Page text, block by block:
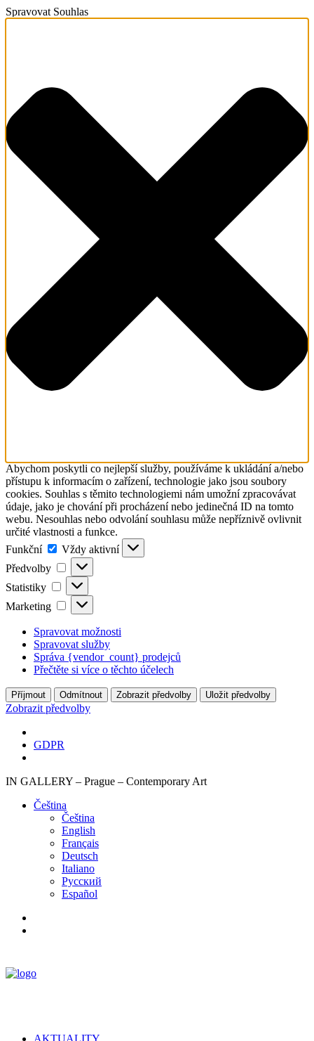
Spravovat Souhlas
Abychom poskytli co nejlepší služby, používáme k ukládání a/nebo
přístupu k informacím o zařízení, technologie jako jsou soubory
cookies. Souhlas s těmito technologiemi nám umožní zpracovávat
údaje, jako je chování při procházení nebo jedinečná ID na tomto
webu. Nesouhlas nebo odvolání souhlasu může nepříznivě ovlivnit
určité vlastnosti a funkce.
Funkční
Funkční
Vždy aktivní
Předvolby
Předvolby
Statistiky Statistiky
Marketing Marketing
Spravovat možnosti
Spravovat služby
Správa {vendor_count} prodejců
Přečtěte si více o těchto účelech
Příjmout Odmítnout Zobrazit předvolby Uložit předvolby
Zobrazit předvolby
GDPR
IN GALLERY – Prague – Contemporary Art
Čeština‎
Čeština‎
English
Français
Deutsch
Italiano
Русский
Español